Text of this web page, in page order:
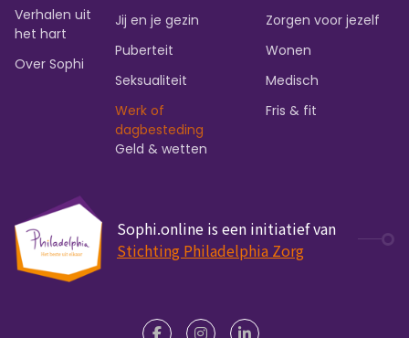
Verhalen uit
het hart
Over Sophi
Jij en je gezin
Puberteit
Seksualiteit
Werk of
dagbesteding
Zorgen voor jezelf
Wonen
Medisch
Fris & fit
Geld & wetten
Sophi.online is een initiatief van
Stichting Philadelphia Zorg